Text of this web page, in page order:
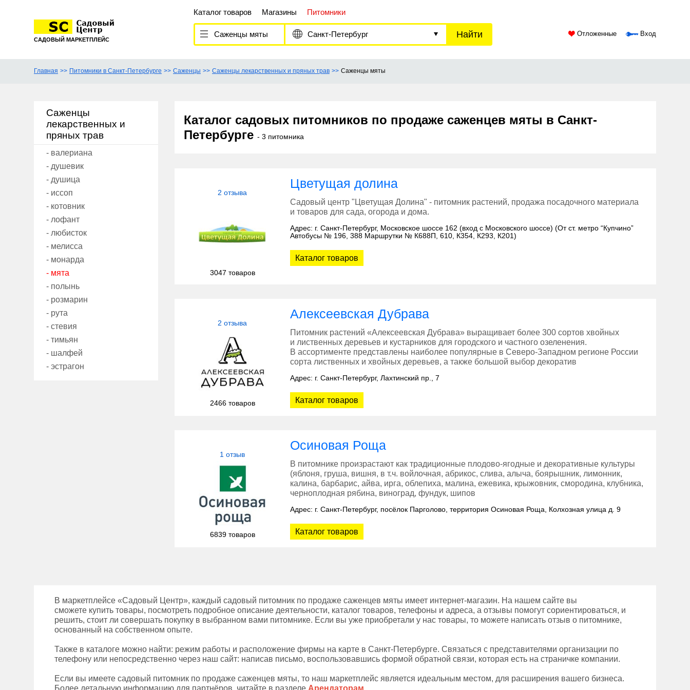
САДОВЫЙ МАРКЕТПЛЕЙС
Каталог товаров Магазины Питомники
Саженцы мяты Санкт-Петербург Найти Отложенные Вход
Главная Питомники в Санкт-Петербурге Саженцы Саженцы лекарственных и пряных трав Саженцы мяты
Саженцы
лекарственных и
пряных трав
- валериана
- душевик
- душица
- иссоп
- котовник
- лофант
- любисток
- мелисса
- монарда
- мята
- полынь
- розмарин
- рута
- стевия
- тимьян
- шалфей
- эстрагон
Каталог садовых питомников по продаже саженцев мяты в Санкт-
Петербурге - 3 питомника
2 отзыва
3047 товаров
Цветущая долина
Садовый центр "Цветущая Долина" - питомник растений, продажа посадочного материала
и товаров для сада, огорода и дома.
Адрес: г. Санкт-Петербург, Московское шоссе 162 (вход с Московского шоссе) (От ст. метро “Купчино”
Автобусы № 196, 388 Маршрутки № К688П, 610, К354, К293, К201)
Каталог товаров
2 отзыва
2466 товаров
Алексеевская Дубрава
Питомник растений «Алексеевская Дубрава» выращивает более 300 сортов хвойных
и лиственных деревьев и кустарников для городского и частного озеленения.
В ассортименте представлены наиболее популярные в Северо-Западном регионе России
сорта лиственных и хвойных деревьев, а также большой выбор декоратив
Адрес: г. Санкт-Петербург, Лахтинский пр., 7
Каталог товаров
1 отзыв
6839 товаров
Осиновая Роща
В питомнике произрастают как традиционные плодово-ягодные и декоративные культуры
(яблоня, груша, вишня, в т.ч. войлочная, абрикос, слива, алыча, боярышник, лимонник,
калина, барбарис, айва, ирга, облепиха, малина, ежевика, крыжовник, смородина, клубника,
черноплодная рябина, виноград, фундук, шипов
Адрес: г. Санкт-Петербург, посёлок Парголово, территория Осиновая Роща, Колхозная улица д. 9
Каталог товаров
В маркетплейсе «Садовый Центр», каждый садовый питомник по продаже саженцев мяты имеет интернет-магазин. На нашем сайте вы
сможете купить товары, посмотреть подробное описание деятельности, каталог товаров, телефоны и адреса, а отзывы помогут сориентироваться, и
решить, стоит ли совершать покупку в выбранном вами питомнике. Если вы уже приобретали у нас товары, то можете написать отзыв о питомнике,
основанный на собственном опыте.
Также в каталоге можно найти: режим работы и расположение фирмы на карте в Санкт-Петербурге. Связаться с представителями организации по
телефону или непосредственно через наш сайт: написав письмо, воспользовавшись формой обратной связи, которая есть на страничке компании.
Если вы имеете садовый питомник по продаже саженцев мяты, то наш маркетплейс является идеальным местом, для расширения вашего бизнеса.